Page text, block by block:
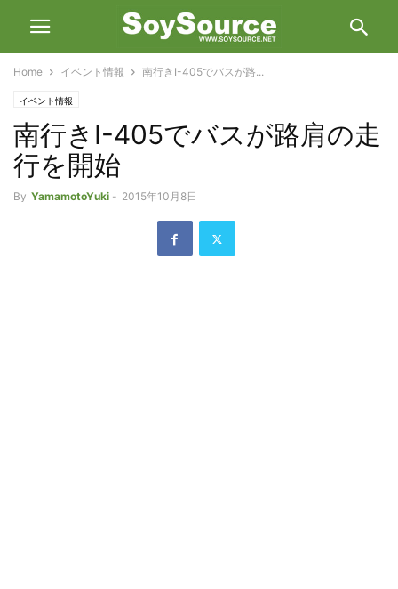
Home イベント情報 南行きI-405でバスが路...
イベント情報
南行きI-405でバスが路肩の走
行を開始
By YamamotoYuki - 2015年10月8日